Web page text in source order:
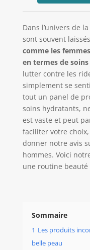
Dans l’univers de
sont souvent
comme les
en termes de
lutter contre les
simplement se
tout un panel de
soins hydratants,
est vaste et peut
faciliter votre
donner notre avis
hommes. Voici
une routine beauté
Sommaire
1 Les produits
belle peau